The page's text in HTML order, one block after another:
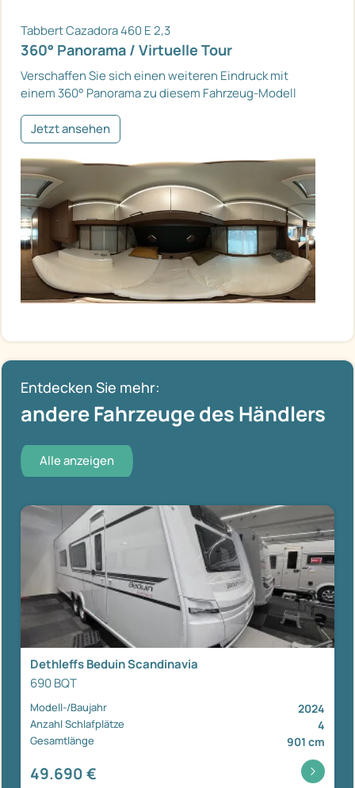
Tabbert Cazadora 460 E 2,3
360° Panorama / Virtuelle Tour
Verschaffen Sie sich einen weiteren Eindruck mit
einem 360° Panorama zu diesem Fahrzeug-Modell
Jetzt ansehen
Entdecken Sie mehr:
andere Fahrzeuge des Händlers
Alle anzeigen
Dethleffs Beduin Scandinavia
690 BQT
Modell-/Baujahr 2024
Anzahl Schlafplätze 4
Gesamtlänge 901 cm
49.690 €